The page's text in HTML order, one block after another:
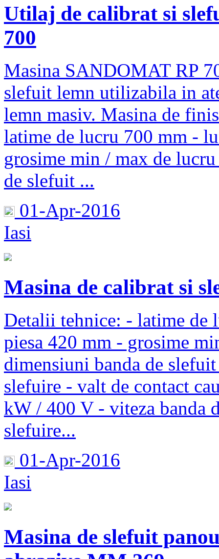
Utilaj de calibrat si
700
Masina SANDOMAT RP
slefuit lemn utilizabila in
lemn masiv. Masina de
latime de lucru 700 mm -
grosime min / max de
de slefuit ...
01-Apr-2016
Iasi
Masina de calibrat si
Detalii tehnice: - latime de
piesa 420 mm - grosime
dimensiuni banda de
slefuire - valt de contact
kW / 400 V - viteza banda
slefuire...
01-Apr-2016
Iasi
Masina de slefuit